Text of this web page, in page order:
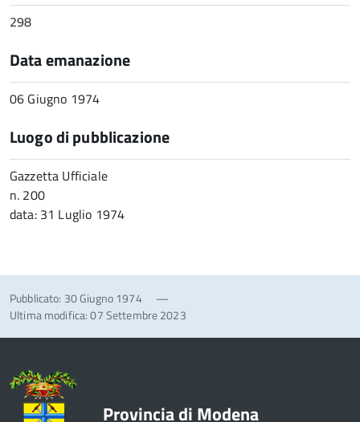
298
Data emanazione
06 Giugno 1974
Luogo di pubblicazione
Gazzetta Ufficiale
n. 200
data: 31 Luglio 1974
Pubblicato: 30 Giugno 1974
—
Ultima modifica: 07 Settembre 2023
Provincia di Modena